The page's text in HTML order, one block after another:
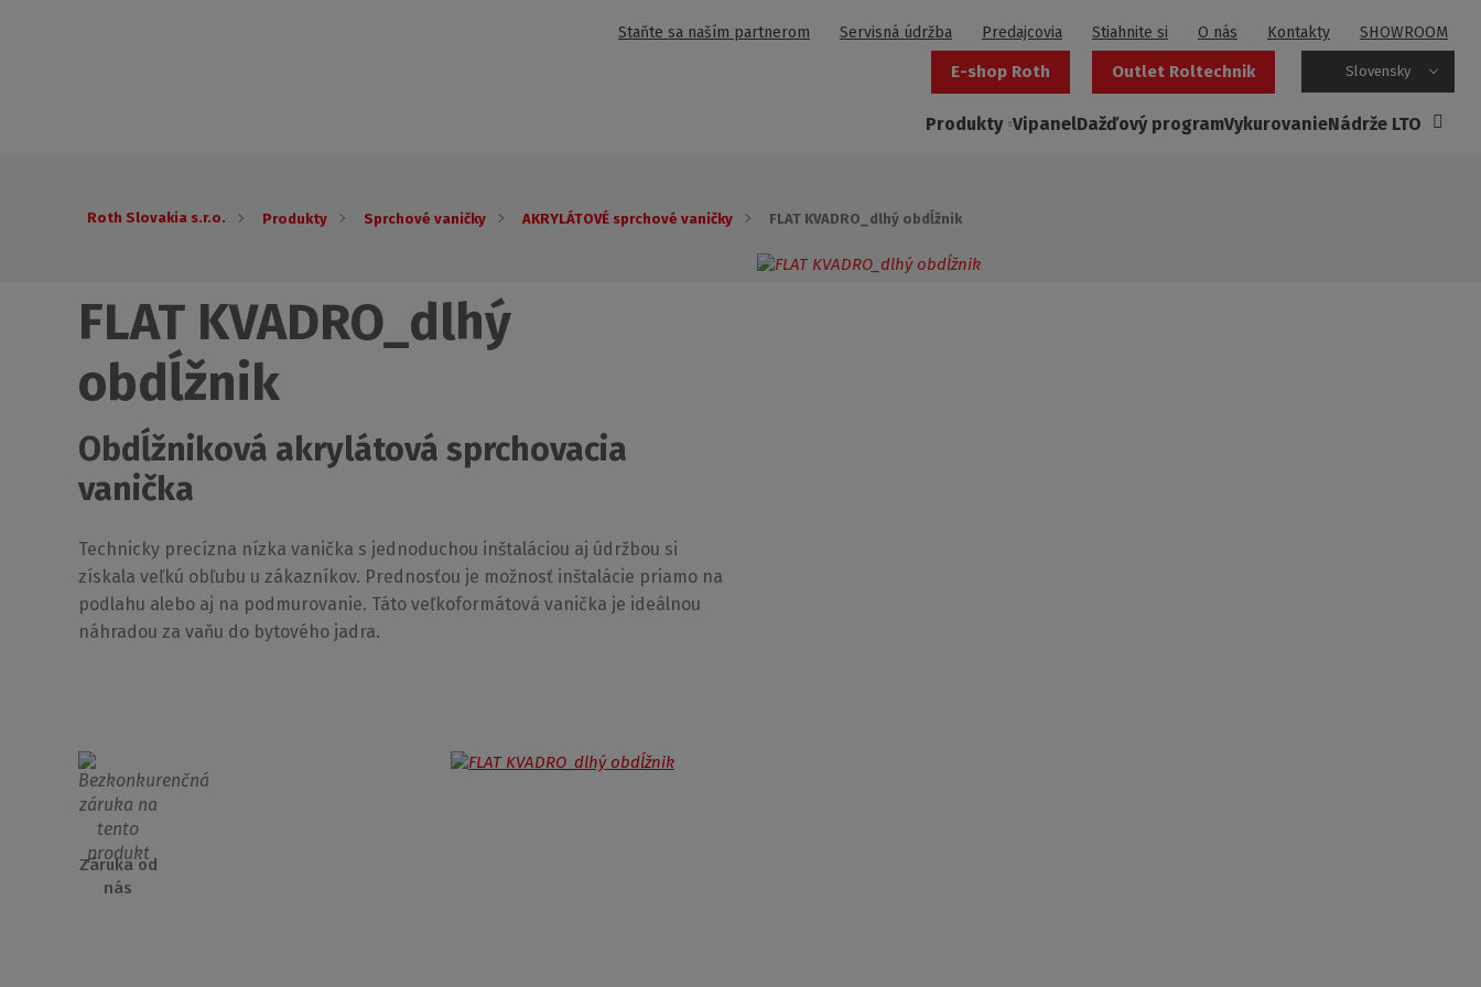
Staňte sa naším partnerom Servisná údržba Predajcovia Stiahnite si O nás Kontakty SHOWROOM
E-shop Roth Outlet Roltechnik Slovensky
Produkty VipanelDažďový programVykurovanieNádrže LTO
Roth Slovakia s.r.o. Produkty Sprchové vaničky AKRYLÁTOVÉ sprchové vaničky FLAT KVADRO_dlhý obdĺžnik
FLAT KVADRO_dlhý
obdĺžnik
Obdĺžniková akrylátová sprchovacia
vanička
Technicky precízna nízka vanička s jednoduchou inštaláciou aj údržbou si
získala veľkú obľubu u zákazníkov. Prednosťou je možnosť inštalácie priamo na
podlahu alebo aj na podmurovanie. Táto veľkoformátová vanička je ideálnou
náhradou za vaňu do bytového jadra.
Záruka od
nás